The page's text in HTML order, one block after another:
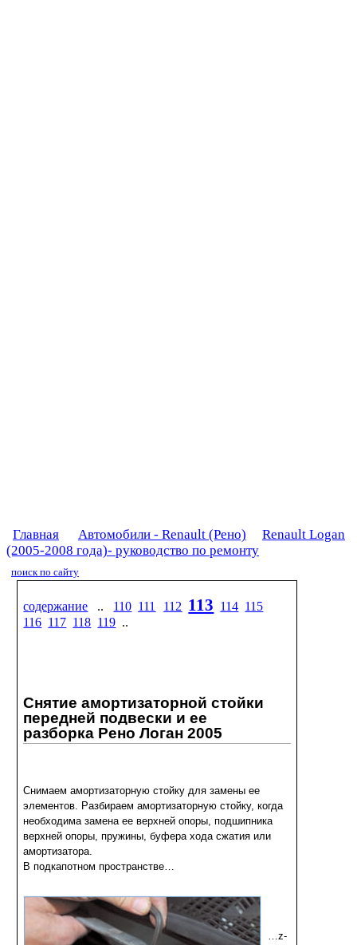
Главная Автомобили - Renault (Рено)
Renault Logan
(2005-2008 года)- руководство по ремонту
поиск по сайту
содержание .. 110 111 112 113 114 115
116 117 118 119 ..
Снятие амортизаторной стойки
передней подвески и ее
разборка Рено Логан 2005
Снимаем амортизаторную стойку для замены ее
элементов. Разбираем амортизаторную стойку, когда
необходима замена ее верхней опоры, подшипника
верхней опоры, пружины, буфера хода сжатия или
амортизатора.
В подкапотном пространстве…
…z-